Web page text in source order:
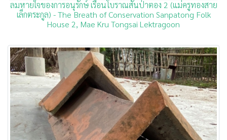
ลมหายใจของการอนุรักษ์ เรือนโบราณสันป่าตอง 2 (แม่ครูทองสาย
เล็กตระกูล) - The Breath of Conservation Sanpatong Folk
House 2, Mae Kru Tongsai Lektragoon